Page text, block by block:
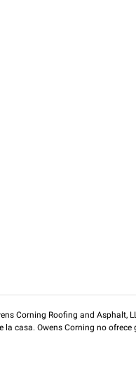
Corning Roofing and Asphalt,
casa. Owens Corning no